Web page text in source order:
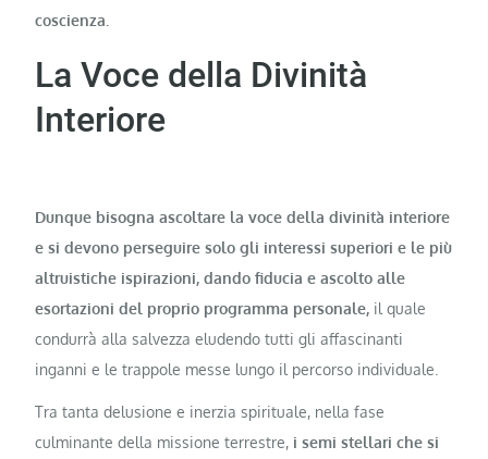
coscienza.
La Voce della Divinità
Interiore
Dunque bisogna ascoltare la voce della divinità interiore
e si devono perseguire solo gli interessi superiori e le più
altruistiche ispirazioni, dando fiducia e ascolto alle
esortazioni del proprio programma personale, il quale
condurrà alla salvezza eludendo tutti gli affascinanti
inganni e le trappole messe lungo il percorso individuale.
Tra tanta delusione e inerzia spirituale, nella fase
culminante della missione terrestre, i semi stellari che si